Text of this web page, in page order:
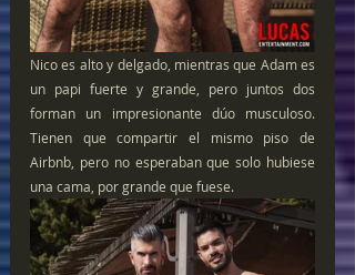
Nico es alto y delgado, mientras que Adam es
un papi fuerte y grande, pero juntos dos
forman un impresionante dúo musculoso.
Tienen que compartir el mismo piso de
Airbnb, pero no esperaban que solo hubiese
una cama, por grande que fuese.